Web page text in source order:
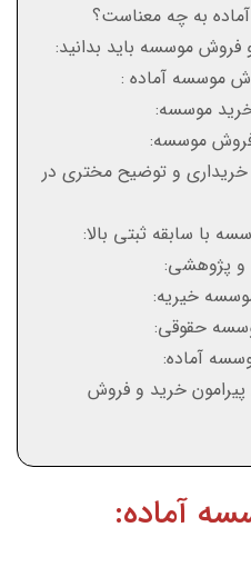
به چه معناست؟
فروش موسسه باید بدانید:
موسسه آماده :
موسسه:
فروش موسسه:
و توضیح مختری در
آماده:
پیرامون خرید و فروش
آماده: